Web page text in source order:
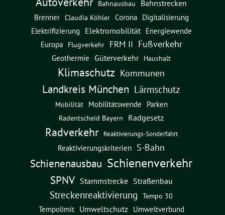
Bahnausbau
Bahnstrecken
Brenner Claudia Köhler Corona
Digitalisierung
Elektrifizierung
Elektromobilität Energiewende
Europa Flugverkehr FRM II Fußverkehr
Geothermie Güterverkehr Haushalt
Klimaschutz Kommunen
Landkreis München Lärmschutz
Mobilität Mobilitätswende Parken
Radentscheid Bayern Radgesetz
Radverkehr Reaktivierungs-Sonderfahrt
Reaktivierungskriterien S-Bahn
Schienenausbau Schienenverkehr
SPNV Stammstrecke Straßenbau
Streckenreaktivierung Tempo 30
Tempolimit Umweltschutz Umweltverbund